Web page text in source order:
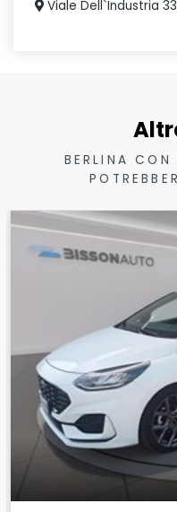
Viale Dell`Industria
BERLINA CON